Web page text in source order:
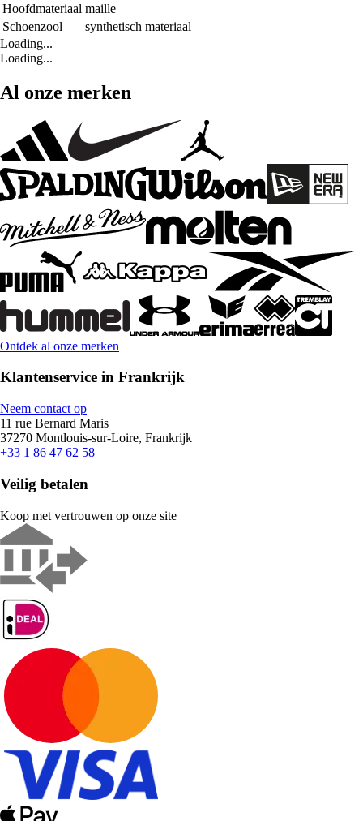
Hoofdmateriaal maille
Schoenzool
synthetisch materiaal
Loading...
Loading...
Al onze merken
Ontdek al onze merken
Klantenservice in Frankrijk
Neem contact op
11 rue Bernard Maris
37270 Montlouis-sur-Loire, Frankrijk
+33 1 86 47 62 58
Veilig betalen
Koop met vertrouwen op onze site